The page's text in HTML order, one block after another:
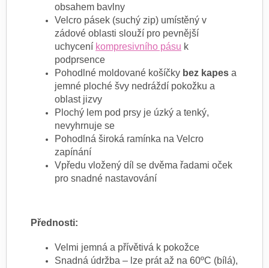
obsahem bavlny
Velcro pásek (suchý zip) umístěný v
zádové oblasti slouží pro pevnější
uchycení kompresivního pásu k
podprsence
Pohodlné moldované košíčky bez kapes a
jemné ploché švy nedráždí pokožku a
oblast jizvy
Plochý lem pod prsy je úzký a tenký,
nevyhrnuje se
Pohodlná široká ramínka na Velcro
zapínání
Vpředu vložený díl se dvěma řadami oček
pro snadné nastavování
Přednosti:
Velmi jemná a přívětivá k pokožce
Snadná údržba – lze prát až na 60ºC (bílá),